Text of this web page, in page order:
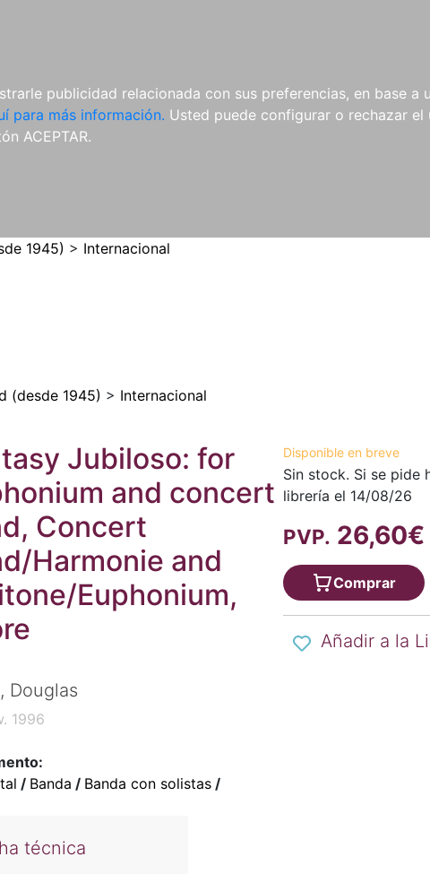
publicidad relacionada con sus preferencias, en base a
para más información. Usted puede configurar o rechazar
ACEPTAR.
CDS Y
DVDS
MATERIAL
COMPLEMENTARIO
NOVEDADES
1945) > Internacional
(desde 1945) > Internacional
Jubiloso: for
and concert
Concert
Harmonie and
Euphonium,
Douglas
1996
/ Banda / Banda con solistas/
técnica
Disponible en breve
Sin stock. Si se pide
librería el 14/08/26
PVP. 26,60€
Comprar
Añadir a la